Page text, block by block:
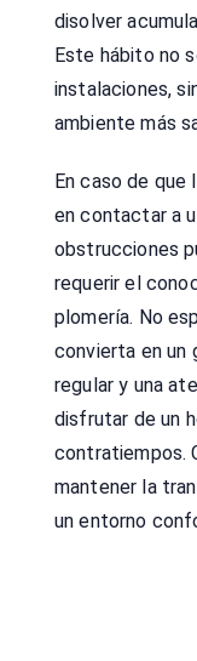
disolver
Este hábito no
instalaciones,
ambiente más
En caso de que
en contactar a
obstrucciones
requerir el
plomería. No
convierta en un
regular y una
disfrutar de un
contratiempos.
mantener la
un entorno